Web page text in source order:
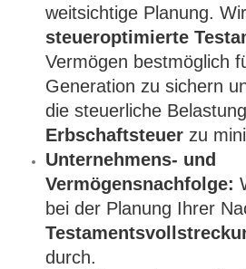
weitsichtige Planung.
steueroptimierte
Vermögen bestmöglich
Generation zu sichern
die steuerliche
Erbschaftsteuer zu
Unternehmens- und
Vermögensnachfolge:
durch.